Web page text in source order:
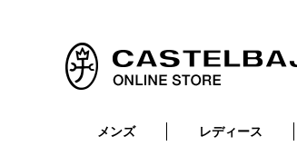
メンズ レディース